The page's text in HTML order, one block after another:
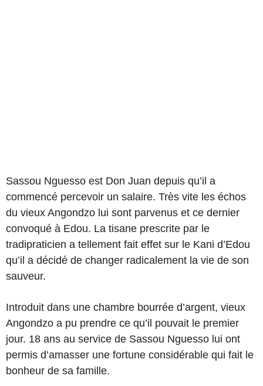
Sassou Nguesso est Don Juan depuis qu’il a
commencé percevoir un salaire. Très vite les échos
du vieux Angondzo lui sont parvenus et ce dernier
convoqué à Edou. La tisane prescrite par le
tradipraticien a tellement fait effet sur le Kani d’Edou
qu’il a décidé de changer radicalement la vie de son
sauveur.
Introduit dans une chambre bourrée d’argent, vieux
Angondzo a pu prendre ce qu’il pouvait le premier
jour. 18 ans au service de Sassou Nguesso lui ont
permis d’amasser une fortune considérable qui fait le
bonheur de sa famille.